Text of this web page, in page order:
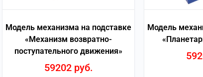
Модель механизма на подставке
«Механизм возвратно-
поступательного движения»
59202 руб.
Модель